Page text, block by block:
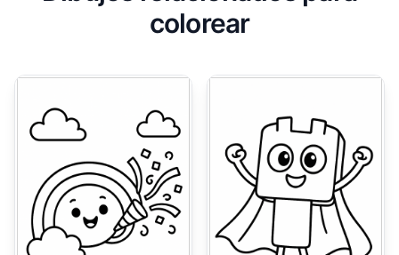
colorear